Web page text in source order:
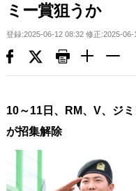
イ
ト
の
リ
ク
다
나
라
ミー賞狙うか
登録:2025-06-12 08:32 修正:2025-06-
10～11日、RM、V、ジ
が招集解除